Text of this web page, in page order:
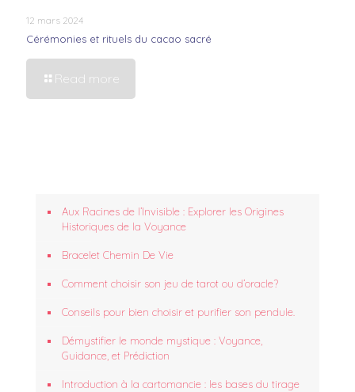
12 mars 2024
Cérémonies et rituels du cacao sacré
Read more
Aux Racines de l’Invisible : Explorer les Origines
Historiques de la Voyance
Bracelet Chemin De Vie
Comment choisir son jeu de tarot ou d’oracle?
Conseils pour bien choisir et purifier son pendule.
Démystifier le monde mystique : Voyance,
Guidance, et Prédiction
Introduction à la cartomancie : les bases du tirage